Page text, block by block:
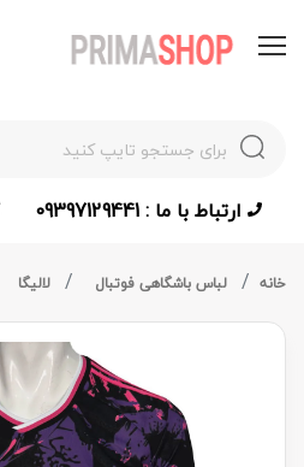
ارتباط با ما : 09397129441
خانه لباس باشگاهی فوتبال لالیگا